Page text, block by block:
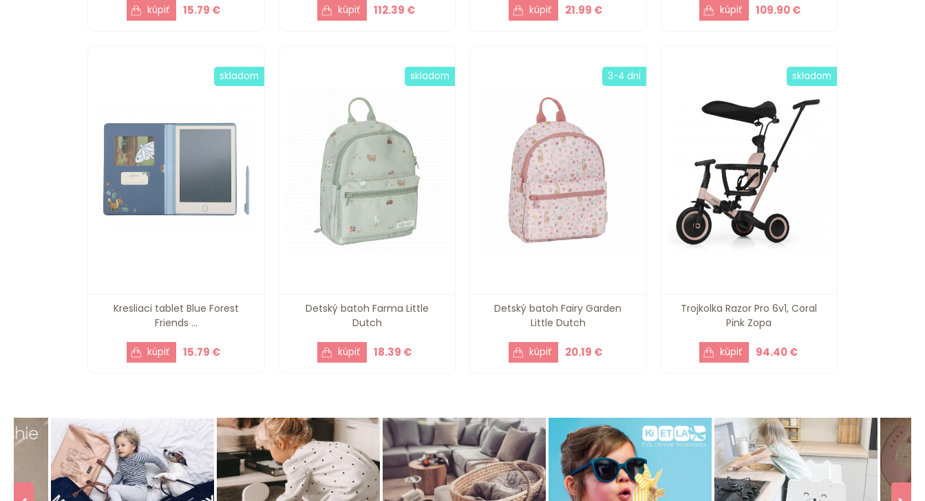
15.79 € 112.39 € 21.99 € 109.90 €
Kresliaci tablet Blue Forest
Friends ...
15.79 €
skladom
Detský batoh Farma Little
Dutch
18.39 €
skladom
Detský batoh Fairy Garden
Little Dutch
20.19 €
3-4 dni
Trojkolka Razor Pro 6v1, Coral
Pink Zopa
94.40 €
skladom